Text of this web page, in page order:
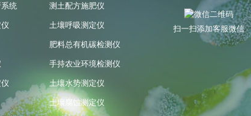
统 测土配方施肥仪
土壤呼吸测定仪
肥料总有机碳检测仪
手持农业环境检测仪
土壤水势测定仪
土壤腐蚀测定仪
扫一扫添加客服微信